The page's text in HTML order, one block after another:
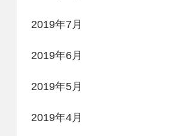
2019年7月
2019年6月
2019年5月
2019年4月